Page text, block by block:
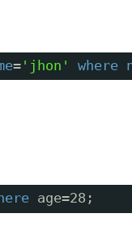
= 'jhon' where
age=28;